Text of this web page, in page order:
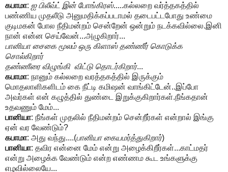
கபாமா: ஐ பிலீவ்ட் இன் போங்கிரஸ்.....கல்லறை வர்த்தகத்தில்
பண்ணிய முதலீடு அனுமதிக்கப்படாமல் தடைபட்டபோது உண்மை
குடிமகன் போல நீதிமன்றம் சென்றேன் ஒன்றும் நடக்கவில்லை.இனி
நான் என்ன செய்வேன்...அழுகிறார்...
பானியா சைகை மூலம் ஒரு கிளாஸ் தண்ணீர் கொடுக்க
சொல்கிறார்
தண்ணீரை விழுங்கி விட்டு தொடர்கிறார்...
கபாமா: நானும் கல்லறை வரத்தகத்தில் இருக்கும்
மொதலாளிகளிடம் கை நீட்டி கமிஷன் வாங்கிட்டேன்..இப்போ
அவர்கள் என் கழுத்தில் துண்டை இறுக்குகிறார்கள்.நீங்கதான்
உதவணும் மேம்...
பானியா: நீங்கள் முதலில் நீதிமன்றம் சென்றீர்கள் என்றால் இங்கு
ஏன் வர வேண்டும்?
கபாமா: அது வந்து....(பானியா கையமர்த்துகிறார்)
பானியா: தவிர என்னை மேம் என்று அழைக்கிறீர்கள்...காட்மதர்
என்று அழைக்க வேண்டும் என்ற எண்ணம கூட உங்களுக்கு
எழவில்லையே...